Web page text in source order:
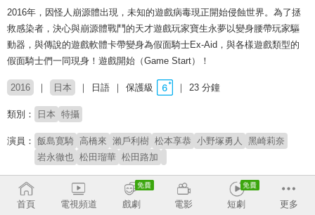
2016年，因怪人崩源體出現，未知的遊戲病毒現正開始侵蝕世界。為了拯
救感染者，決心與崩源體戰鬥的天才遊戲玩家寶生永夢以變身腰帶玩家驅
動器，與傳說的遊戲軟體卡帶變身為假面騎士Ex-Aid，與各樣遊戲類型的
假面騎士們一同現身！遊戲開始（Game Start）！
2016 日本 日語 保護級 23 分鐘
類別： 日本 特攝
演員： 飯島寛騎 高橋來 瀨戶利樹 松本享恭 小野塚勇人
黑崎莉奈
岩永徹也 松田瑠華 松田路加
製作公司： 東映 朝日電視台 旭通廣告
導演： 小野寺章（石森プロ) 中澤祥次郎 坂本浩一 山口恭平
首頁 電視頻道 戲劇 電影 短劇 更多